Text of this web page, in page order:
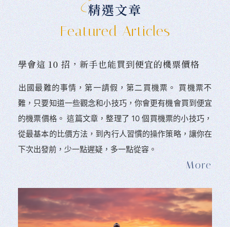
精選文章
Featured Articles
學會這 10 招，新手也能買到便宜的機票價格
󠀠出國最難的事情，第一請假，第二買機票。 󠀠買機票不
難，只要知道一些觀念和小技巧，你會更有機會買到便宜
的機票價格。 這篇文章，整理了 10 個買機票的小技巧，
從最基本的比價方法，到內行人習慣的操作策略，讓你在
下次出發前，少一點遲疑，多一點從容。